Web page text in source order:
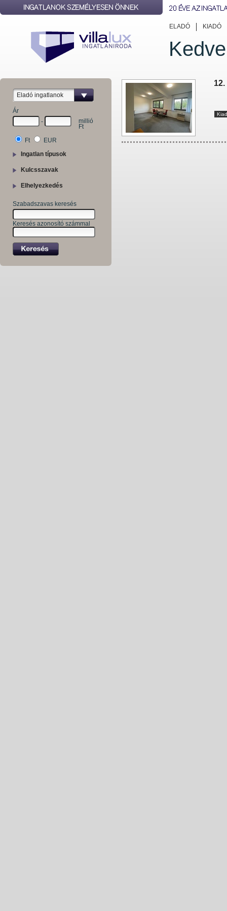
ELADÓ KIADÓ
Eladó ingatlanok
Ár
-
millió
Ft
Ft
EUR
Ingatlan típusok
Kulcsszavak
Elhelyezkedés
Szabadszavas keresés
Keresés azonosító számmal